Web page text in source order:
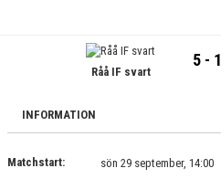
BILDGALLERI
Råå IF svart
5 - 1
INFORMATION
Matchstart:
sön 29 september, 14:00